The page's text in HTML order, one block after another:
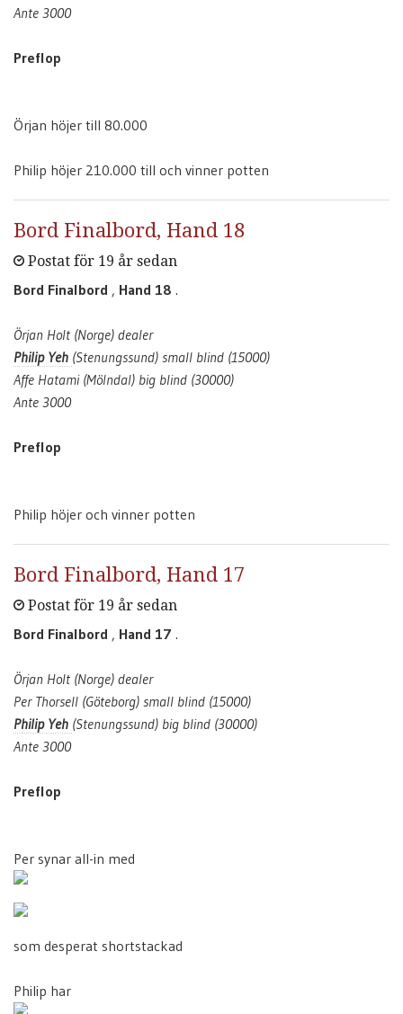
Ante 3000
Preflop
Örjan höjer till 80.000
Philip höjer 210.000 till och vinner potten
Bord Finalbord, Hand 18
Postat för 19 år sedan
Bord Finalbord , Hand 18 .
Örjan Holt (Norge) dealer
Philip Yeh (Stenungssund) small blind (15000)
Affe Hatami (Mölndal) big blind (30000)
Ante 3000
Preflop
Philip höjer och vinner potten
Bord Finalbord, Hand 17
Postat för 19 år sedan
Bord Finalbord , Hand 17 .
Örjan Holt (Norge) dealer
Per Thorsell (Göteborg) small blind (15000)
Philip Yeh (Stenungssund) big blind (30000)
Ante 3000
Preflop
Per synar all-in med
som desperat shortstackad
Philip har